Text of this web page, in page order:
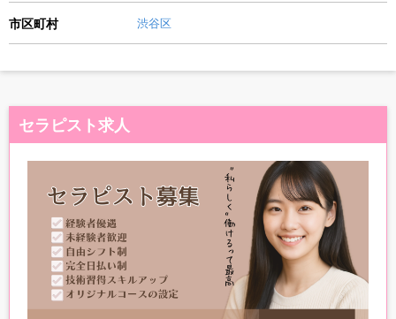
市区町村 渋谷区
セラピスト求人